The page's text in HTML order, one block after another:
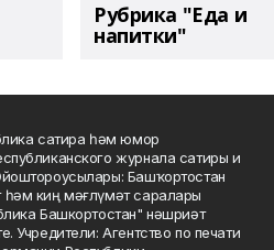
Рубрика "Еда и
напитки"
сатира һәм юмор
журнала сатиры и
Башҡортостан
һәм киң мәғлүмәт саралары
Башкортостан" нәшриәт
Учредители: Агентство по печати